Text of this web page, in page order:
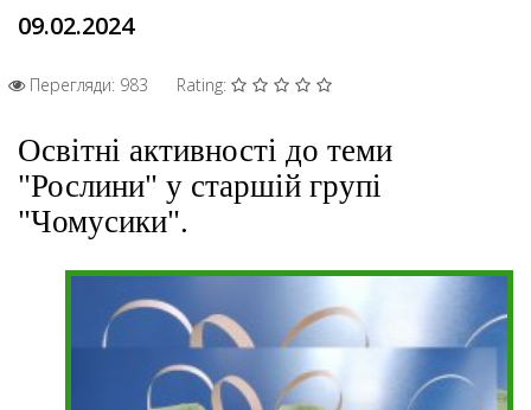
09.02.2024
Перегляди: 983 Rating:
Освітні активності до теми
"Рослини" у старшій групі
"Чомусики".